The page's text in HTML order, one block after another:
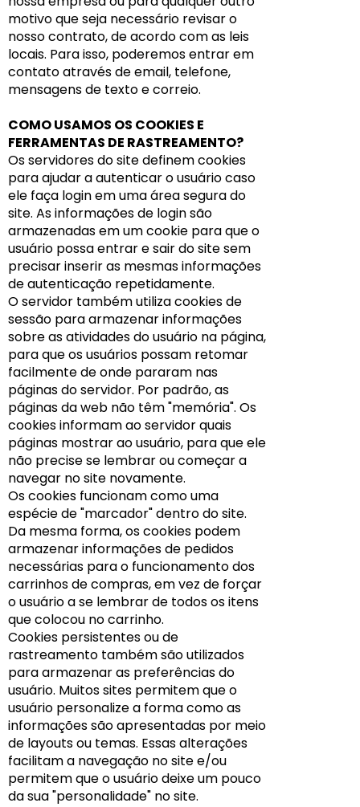
motivo que seja necessário revisar o
nosso contrato, de acordo com as leis
locais. Para isso, poderemos entrar em
contato através de email, telefone,
mensagens de texto e correio.
COMO USAMOS OS COOKIES E
FERRAMENTAS DE RASTREAMENTO?
Os servidores do site definem cookies
para ajudar a autenticar o usuário caso
ele faça login em uma área segura do
site. As informações de login são
armazenadas em um cookie para que o
usuário possa entrar e sair do site sem
precisar inserir as mesmas informações
de autenticação repetidamente.
O servidor também utiliza cookies de
sessão para armazenar informações
sobre as atividades do usuário na página,
para que os usuários possam retomar
facilmente de onde pararam nas
páginas do servidor. Por padrão, as
páginas da web não têm "memória". Os
cookies informam ao servidor quais
páginas mostrar ao usuário, para que ele
não precise se lembrar ou começar a
navegar no site novamente.
Os cookies funcionam como uma
espécie de "marcador" dentro do site.
Da mesma forma, os cookies podem
armazenar informações de pedidos
necessárias para o funcionamento dos
carrinhos de compras, em vez de forçar
o usuário a se lembrar de todos os itens
que colocou no carrinho.
Cookies persistentes ou de
rastreamento também são utilizados
para armazenar as preferências do
usuário. Muitos sites permitem que o
usuário personalize a forma como as
informações são apresentadas por meio
de layouts ou temas. Essas alterações
facilitam a navegação no site e/ou
permitem que o usuário deixe um pouco
da sua "personalidade" no site.